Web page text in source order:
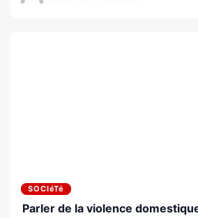
SOCIéTé
Parler de la violence